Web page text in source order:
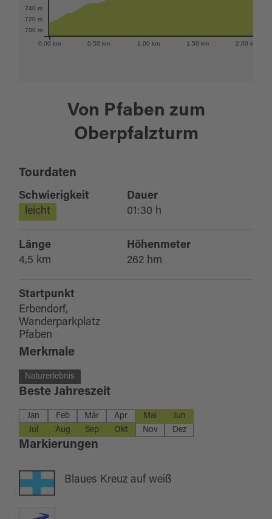
0.00 km 0.50 km 1.00 km 1.50 km 2.00 km
700 m
720 m
740 m
Von Pfaben zum
Oberpfalzturm
Tourdaten
Schwierigkeit
leicht
Dauer
01:30 h
Länge
4,5 km
Höhenmeter
262 hm
Startpunkt
Erbendorf,
Wanderparkplatz
Pfaben
Merkmale
Naturerlebnis
Beste Jahreszeit
Jan Feb Mär Apr Mai
Jun
Jul
Aug Sep Okt Nov Dez
Markierungen
Blaues Kreuz auf weiß